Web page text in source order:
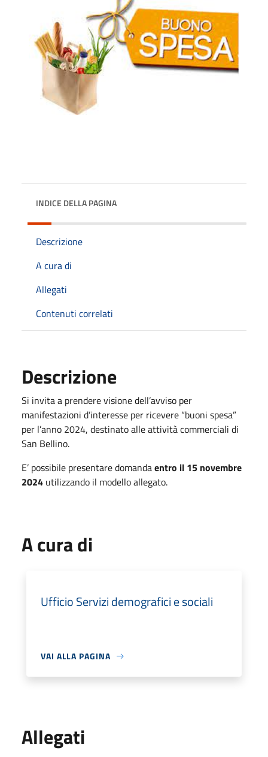
INDICE DELLA PAGINA
Descrizione
A cura di
Allegati
Contenuti correlati
Descrizione
Si invita a prendere visione dell’avviso per
manifestazioni d’interesse per ricevere “buoni spesa”
per l’anno 2024, destinato alle attività commerciali di
San Bellino.
E’ possibile presentare domandaentro il 15 novembre
2024 utilizzando il modello allegato.
A cura di
Ufficio Servizi demografici e sociali
VAI ALLA PAGINA
Allegati